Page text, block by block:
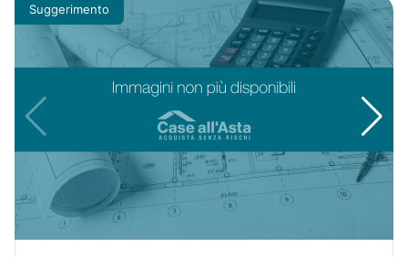
Suggerimento